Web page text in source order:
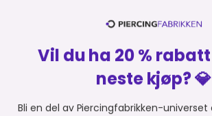
HJELP OG KONTAKT
OM PIERCINGFABRIKKEN
Vil du ha 20 %
neste kjøp? 💎
Bli en del av Piercingfabrikken-